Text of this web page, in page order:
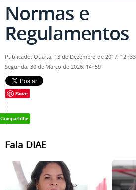
Normas e
Regulamentos
Publicado: Quarta, 13 de Dezembro de 2017, 12h33
Segunda, 30 de Março de 2026, 14h59
Save
Fala DIAE